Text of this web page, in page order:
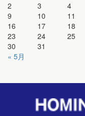
2
3 4
9
10 11
16
17 18
23
24 25
30
31
« 5月